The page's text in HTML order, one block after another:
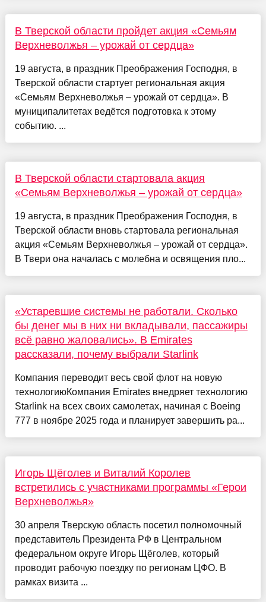
В Тверской области пройдет акция «Семьям
Верхневолжья – урожай от сердца»
19 августа, в праздник Преображения Господня, в
Тверской области стартует региональная акция
«Семьям Верхневолжья – урожай от сердца». В
муниципалитетах ведётся подготовка к этому
событию. ...
В Тверской области стартовала акция
«Семьям Верхневолжья – урожай от сердца»
19 августа, в праздник Преображения Господня, в
Тверской области вновь стартовала региональная
акция «Семьям Верхневолжья – урожай от сердца».
В Твери она началась с молебна и освящения пло...
«Устаревшие системы не работали. Сколько
бы денег мы в них ни вкладывали, пассажиры
всё равно жаловались». В Emirates
рассказали, почему выбрали Starlink
Компания переводит весь свой флот на новую
технологиюКомпания Emirates внедряет технологию
Starlink на всех своих самолетах, начиная с Boeing
777 в ноябре 2025 года и планирует завершить ра...
Игорь Щёголев и Виталий Королев
встретились с участниками программы «Герои
Верхневолжья»
30 апреля Тверскую область посетил полномочный
представитель Президента РФ в Центральном
федеральном округе Игорь Щёголев, который
проводит рабочую поездку по регионам ЦФО. В
рамках визита ...